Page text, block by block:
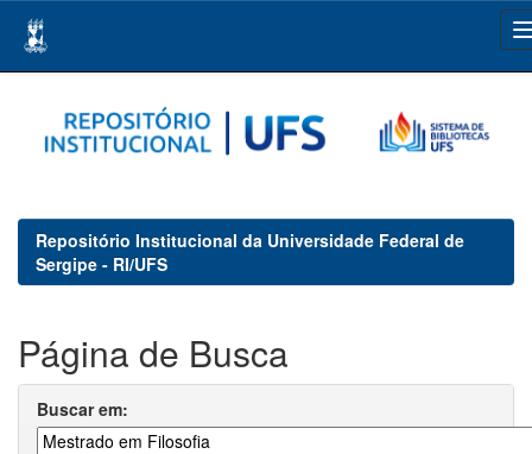
navigation
Repositório Institucional da Universidade Federal de
Sergipe - RI/UFS
Página de Busca
Buscar em: